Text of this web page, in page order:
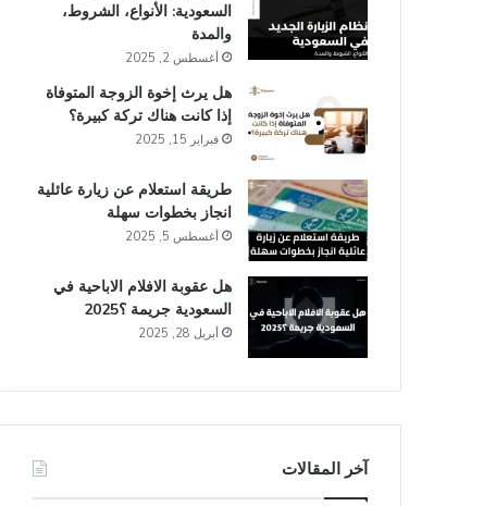
السعودية: الأنواع، الشروط،
والمدة
أغسطس 2, 2025
هل يرث إخوة الزوجة المتوفاة
إذا كانت هناك تركة كبيرة؟
فبراير 15, 2025
طريقة استعلام عن زيارة عائلية
انجاز​ بخطوات سهلة
أغسطس 5, 2025
هل عقوبة الافلام الاباحية في
السعودية​ جريمة ؟2025
أبريل 28, 2025
آخر المقالات